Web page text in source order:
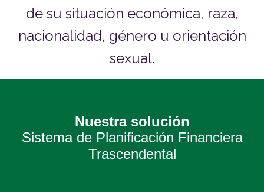
de su situación económica, raza,
nacionalidad, género u orientación
sexual.
Nuestra solución
Sistema de Planificación Financiera
Trascendental